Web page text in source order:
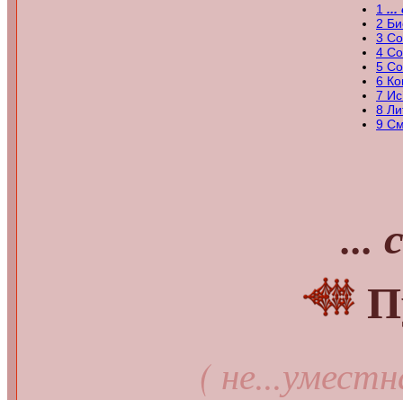
1 ...
2
3
4
5
6
7
8
9
...
(